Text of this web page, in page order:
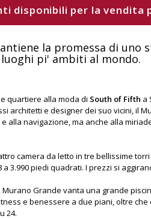
disponibili per la vendita
la promessa di uno
pi' ambiti al mondo.
quartiere alla moda di South of Fifth a
architetti e designer dei suo vicini, il
alla navigazione, ma anche alla
camera da letto in tre bellissime
3.990 piedi quadrati. I prezzi si
Grande vanta una grande
e benessere a due piani, oltre
24.